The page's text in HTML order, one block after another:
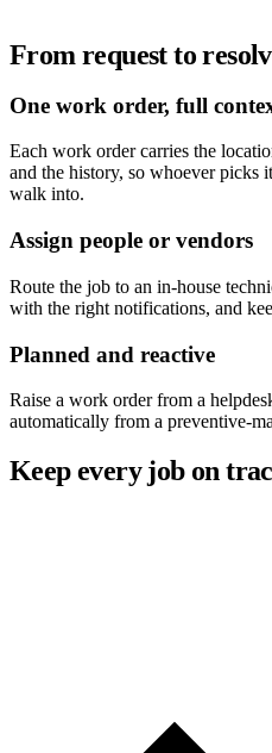
From request to
One work order, full
Each work order carries the
and the history, so whoever picks
walk into.
Assign people or vendors
Route the job to an in-house
with the right notifications, and
Planned and reactive
Raise a work order from a
automatically from a preventive-
Keep every job on